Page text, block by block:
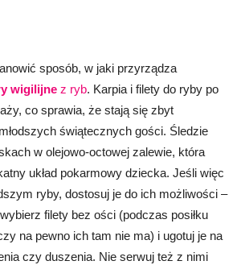
sposób, w jaki przyrządza
wigilijne z ryb. Karpia i filety do ryby po
co sprawia, że stają się zbyt
świątecznych gości. Śledzie
w olejowo-octowej zalewie, która
układ pokarmowy dziecka. Jeśli więc
ryby, dostosuj je do ich możliwości –
filety bez ości (podczas posiłku
na pewno ich tam nie ma) i ugotuj je na
czy duszenia. Nie serwuj też z nimi